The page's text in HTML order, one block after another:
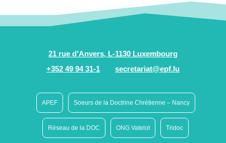
21 rue d’Anvers, L-1130 Luxembourg
+352 49 94 31-1
secretariat@epf.lu
APEF Soeurs de la Doctrine Chrétienne – Nancy
Réseau de la DOC ONG Vatelot Tridoc